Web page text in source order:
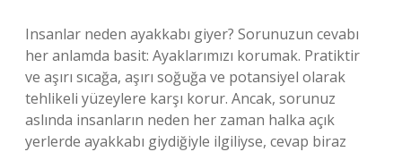
Insanlar neden ayakkabı giyer? Sorunuzun cevabı
her anlamda basit: Ayaklarımızı korumak. Pratiktir
ve aşırı sıcağa, aşırı soğuğa ve potansiyel olarak
tehlikeli yüzeylere karşı korur. Ancak, sorunuz
aslında insanların neden her zaman halka açık
yerlerde ayakkabı giydiğiyle ilgiliyse, cevap biraz